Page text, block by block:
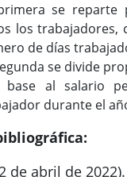
se reparte
los trabajadores,
de días
se divide
base al salario
durante el
de abril de